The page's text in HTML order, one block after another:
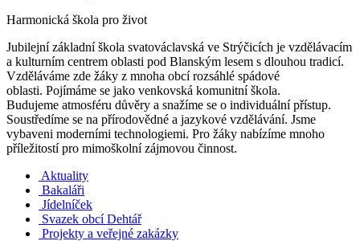
Harmonická škola pro život
Jubilejní základní škola svatováclavská ve Strýčicích je vzdělávacím
a kulturním centrem oblasti pod Blanským lesem s dlouhou tradicí.
Vzděláváme zde žáky z mnoha obcí rozsáhlé spádové
oblasti. Pojímáme se jako venkovská komunitní škola.
Budujeme atmosféru důvěry a snažíme se o individuální přístup.
Soustředíme se na přírodovědné a jazykové vzdělávání. Jsme
vybaveni moderními technologiemi. Pro žáky nabízíme mnoho
příležitostí pro mimoškolní zájmovou činnost.
Aktuality
Bakaláři
Jídelníček
Svazek obcí Dehtář
Projekty a veřejné zakázky